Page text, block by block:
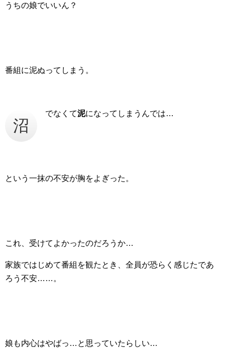
うちの娘でいいん？
番組に泥ぬってしまう。
沼
でなくて泥になってしまうんでは…
という一抹の不安が胸をよぎった。
これ、受けてよかったのだろうか…
家族ではじめて番組を観たとき、全員が恐らく感じたであ
ろう不安……。
娘も内心はやばっ…と思っていたらしい…